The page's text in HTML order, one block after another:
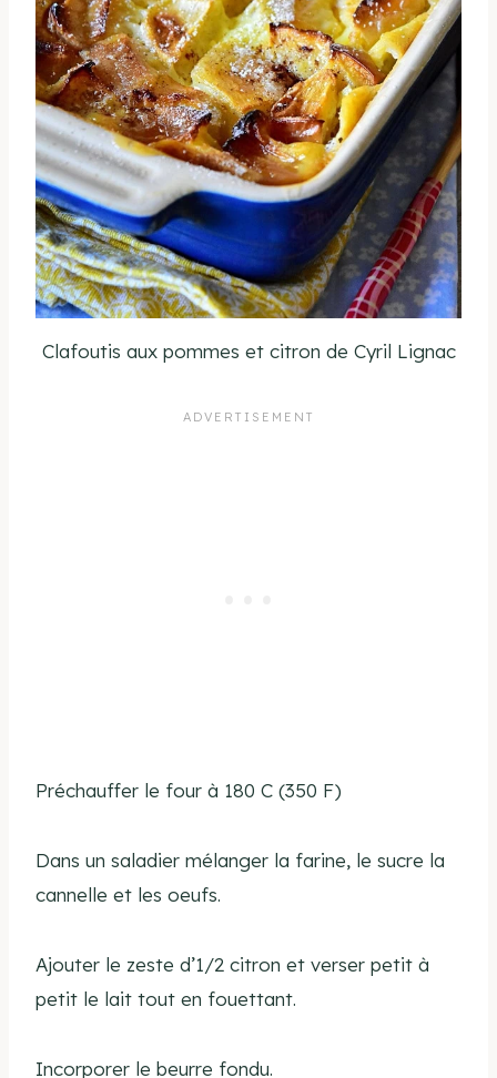
Clafoutis aux pommes et citron de Cyril Lignac
Préchauffer le four à 180 C (350 F)
Dans un saladier mélanger la farine, le sucre la
cannelle et les oeufs.
Ajouter le zeste d’1/2 citron et verser petit à
petit le lait tout en fouettant.
Incorporer le beurre fondu.